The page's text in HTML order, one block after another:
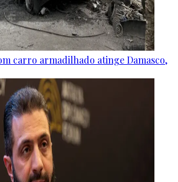
carro armadilhado atinge Damasco,